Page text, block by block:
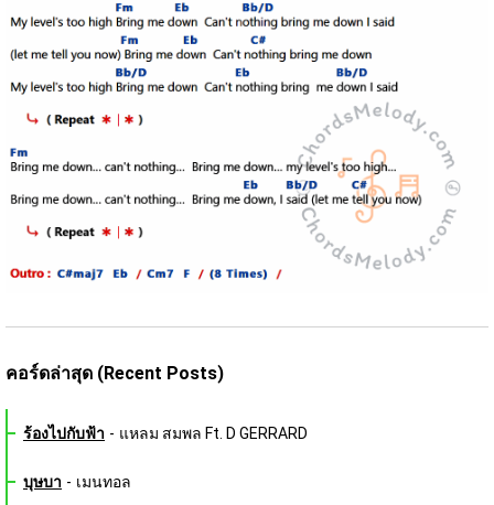
คอร์ดล่าสุด (Recent Posts)
ร้องไปกับฟ้า - แหลม สมพล Ft. D GERRARD
บุษบา - เมนทอล